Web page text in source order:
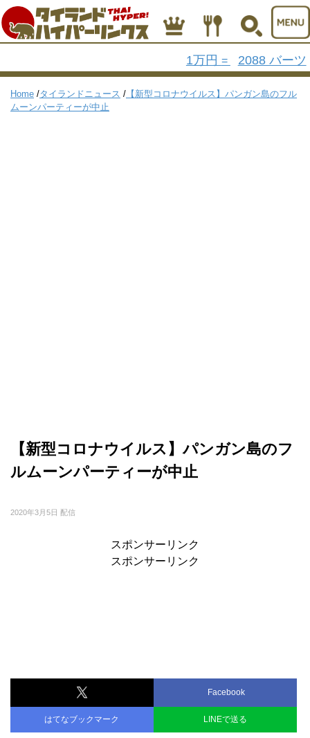
1万円 = 2088 バーツ
Home /タイランドニュース / 【新型コロナウイルス】パンガン島のフル
ムーンパーティーが中止
【新型コロナウイルス】パンガン島のフ
ルムーンパーティーが中止
2020年3月5日 配信
スポンサーリンク
スポンサーリンク
Facebook
はてなブックマーク LINEで送る